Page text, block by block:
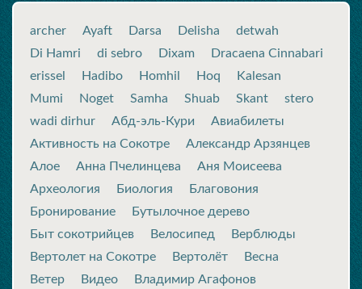
archer Ayaft Darsa Delisha
detwah
Di Hamri
di sebro Dixam
Dracaena Cinnabari
erissel
Hadibo Homhil Hoq
Kalesan
Mumi
Noget Samha Shuab Skant
stero
wadi dirhur
Абд-эль-Кури
Авиабилеты
Активность на Сокотре
Александр Арзянцев
Алое
Анна Пчелинцева
Аня Моисеева
Археология
Биология
Благовония
Бронирование
Бутылочное дерево
Быт сокотрийцев
Велосипед
Верблюды
Вертолет на Сокотре
Вертолёт
Весна
Ветер
Видео
Владимир Агафонов